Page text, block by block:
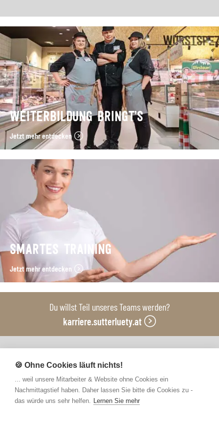
WEITERBILDUNG BRINGT’S
Jetzt mehr entdecken
SMARTES TRAINING
Jetzt mehr entdecken
Du willst Teil unseres Teams werden?
karriere.sutterluety.at
Unsere Produktionsbetriebe
🍪 Ohne Cookies läuft nichts!
... weil unsere Mitarbeiter & Website ohne Cookies ein
Nachmittagstief haben. Daher lassen Sie bitte die Cookies zu -
das würde uns sehr helfen. Lernen Sie mehr